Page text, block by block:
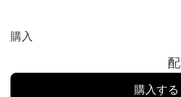
購入
購入する